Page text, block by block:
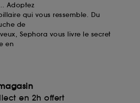
Adoptez
qui vous ressemble. Du
de
Sephora vous livre le secret
en
en 2h offert